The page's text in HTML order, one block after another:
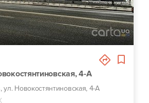
4-А
ул. Новокостянтиновская, 4-А